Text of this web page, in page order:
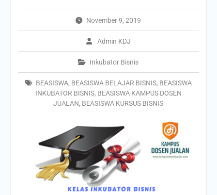
November 9, 2019
Admin KDJ
Inkubator Bisnis
BEASISWA, BEASISWA BELAJAR BISNIS, BEASISWA
INKUBATOR BISNIS, BEASISWA KAMPUS DOSEN
JUALAN, BEASISWA KURSUS BISNIS